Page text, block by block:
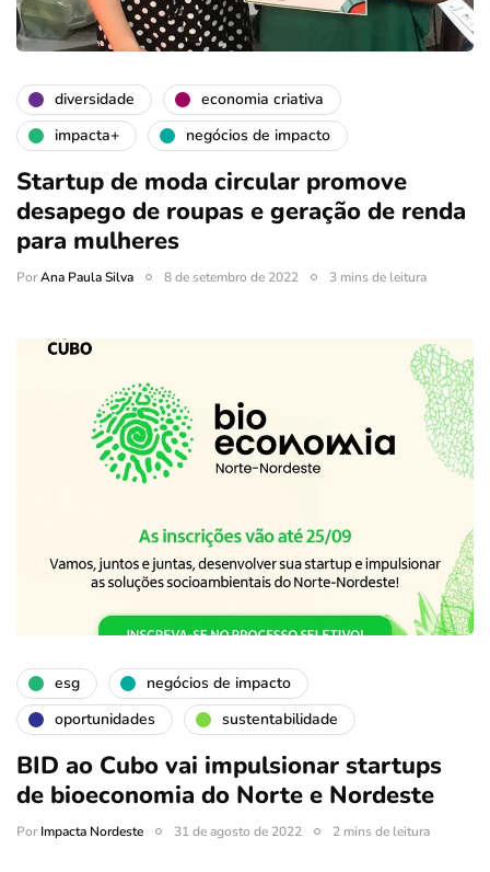
diversidade
economia criativa
impacta+
negócios de impacto
Startup de moda circular promove
desapego de roupas e geração de renda
para mulheres
PorAna Paula Silva 8 de setembro de 2022 3 mins de leitura
esg
negócios de impacto
oportunidades
sustentabilidade
BID ao Cubo vai impulsionar startups
de bioeconomia do Norte e Nordeste
PorImpacta Nordeste 31 de agosto de 2022 2 mins de leitura